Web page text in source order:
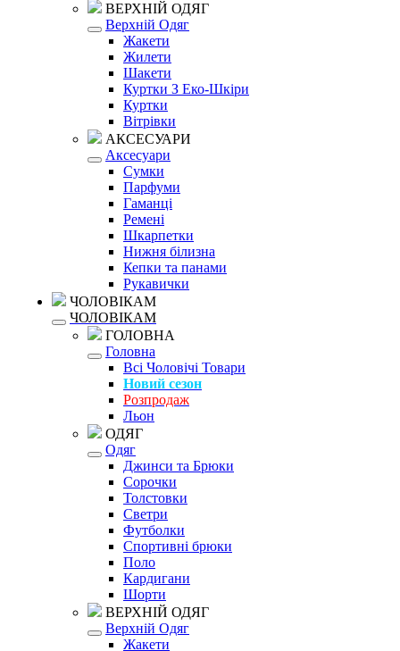
ВЕРХНІЙ ОДЯГ
Верхній Одяг
Жакети
Жилети
Шакети
Куртки З Еко-Шкіри
Куртки
Вітрівки
АКСЕСУАРИ
Аксесуари
Сумки
Парфуми
Гаманці
Ремені
Шкарпетки
Нижня білизна
Кепки та панами
Рукавички
ЧОЛОВІКАМ
ЧОЛОВІКАМ
ГОЛОВНА
Головна
Всі Чоловічі Товари
Новий сезон
Розпродаж
Льон
ОДЯГ
Одяг
Джинси та Брюки
Сорочки
Толстовки
Светри
Футболки
Спортивні брюки
Поло
Кардигани
Шорти
ВЕРХНІЙ ОДЯГ
Верхній Одяг
Жакети